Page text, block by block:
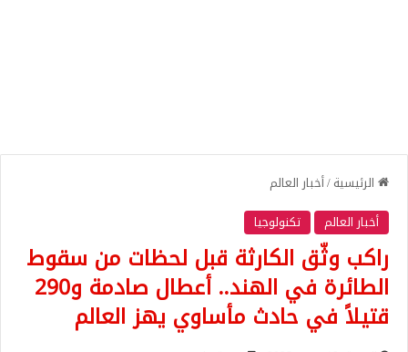
الرئيسية/أخبار العالم
أخبار العالم
تكنولوجيا
راكب وثّق الكارثة قبل لحظات من سقوط
الطائرة في الهند.. أعطال صادمة و290
قتيلاً في حادث مأساوي يهز العالم